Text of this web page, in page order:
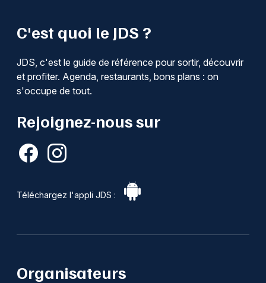
C'est quoi le JDS ?
JDS, c'est le guide de référence pour sortir, découvrir
et profiter. Agenda, restaurants, bons plans : on
s'occupe de tout.
Rejoignez-nous sur
Téléchargez l'appli JDS :
Organisateurs